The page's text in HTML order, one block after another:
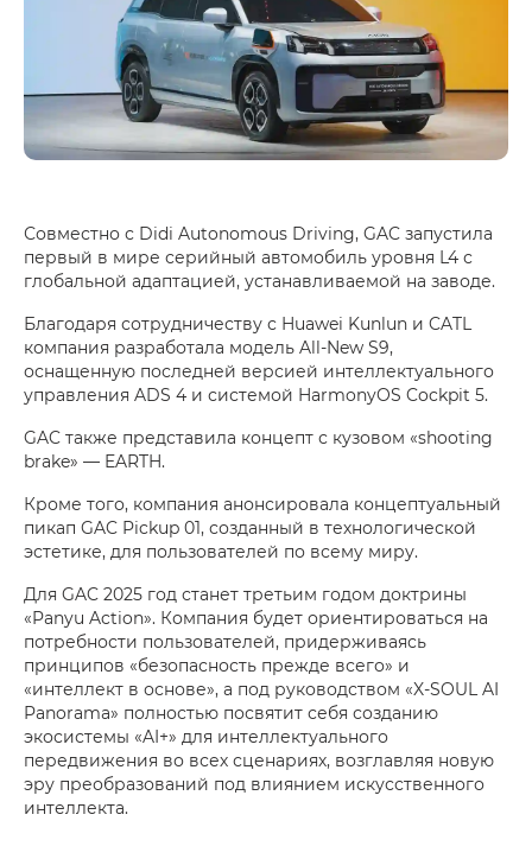
Совместно с Didi Autonomous Driving, GAC запустила
первый в мире серийный автомобиль уровня L4 с
глобальной адаптацией, устанавливаемой на заводе.
Благодаря сотрудничеству с Huawei Kunlun и CATL
компания разработала модель All-New S9,
оснащенную последней версией интеллектуального
управления ADS 4 и системой HarmonyOS Cockpit 5.
GAC также представила концепт с кузовом «shooting
brake» — EARTH.
Кроме того, компания анонсировала концептуальный
пикап GAC Pickup 01, созданный в технологической
эстетике, для пользователей по всему миру.
Для GAC 2025 год станет третьим годом доктрины
«Panyu Action». Компания будет ориентироваться на
потребности пользователей, придерживаясь
принципов «безопасность прежде всего» и
«интеллект в основе», а под руководством «X-SOUL AI
Panorama» полностью посвятит себя созданию
экосистемы «AI+» для интеллектуального
передвижения во всех сценариях, возглавляя новую
эру преобразований под влиянием искусственного
интеллекта.